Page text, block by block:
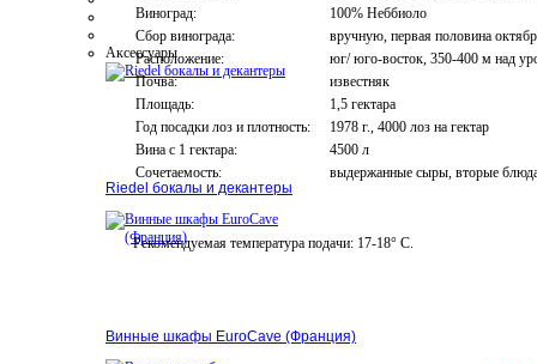
Аксессуары
Riedel бокалы и декантеры
Винные шкафы EuroCave (Франция)
Виноград:
100% Неббиоло
Сбор винограда:
вручную, первая половина
Расположение:
юг/ юго-восток, 350-400 м над
Почва:
известняк
Площадь:
1,5 гектара
Год посадки лоз и плотность:
1978 г., 4000 лоз на гектар
Вина с 1 гектара:
4500 л
Сочетаемость:
выдержанные сыры, вторые
Рекомендуемая температура подачи: 17-18° С.